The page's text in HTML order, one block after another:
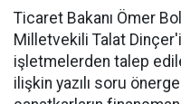
Ticaret Bakanı Ömer
Milletvekili Talat
işletmelerden talep
ilişkin yazılı soru